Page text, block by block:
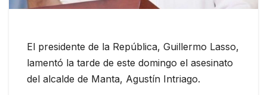
El presidente de la República, Guillermo Lasso,
lamentó la tarde de este domingo el asesinato
del alcalde de Manta, Agustín Intriago.